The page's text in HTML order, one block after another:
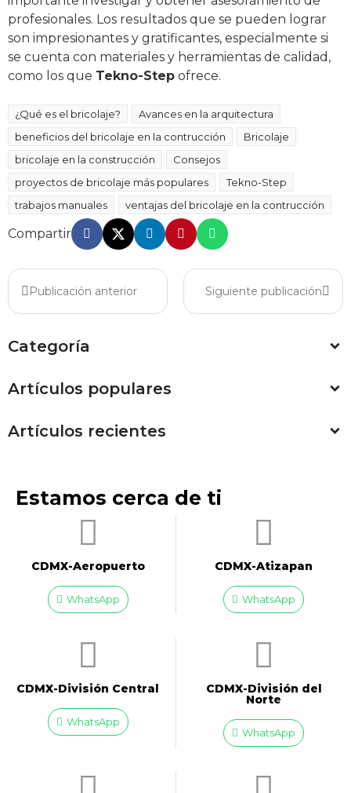
profesionales. Los resultados que se pueden lograr
son impresionantes y gratificantes, especialmente si
se cuenta con materiales y herramientas de calidad,
como los que Tekno-Step ofrece.
¿Qué es el bricolaje?
Avances en la arquitectura
beneficios del bricolaje en la contrucción
Bricolaje
bricolaje en la construcción
Consejos
proyectos de bricolaje más populares
Tekno-Step
trabajos manuales
ventajas del bricolaje en la contrucción
Compartir
Publicación anterior Siguiente publicación
Categoría
Artículos populares
Artículos recientes
Estamos cerca de ti
CDMX-Aeropuerto​
WhatsApp
CDMX-Atizapan
WhatsApp
CDMX-División Central
WhatsApp
CDMX-División del
Norte
WhatsApp